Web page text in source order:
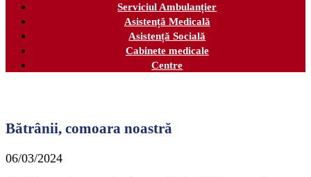
Serviciul Ambulanțier
Asistență Medicală
Asistență Socială
Cabinete medicale
Centre
Bătrânii, comoara noastră
06/03/2024